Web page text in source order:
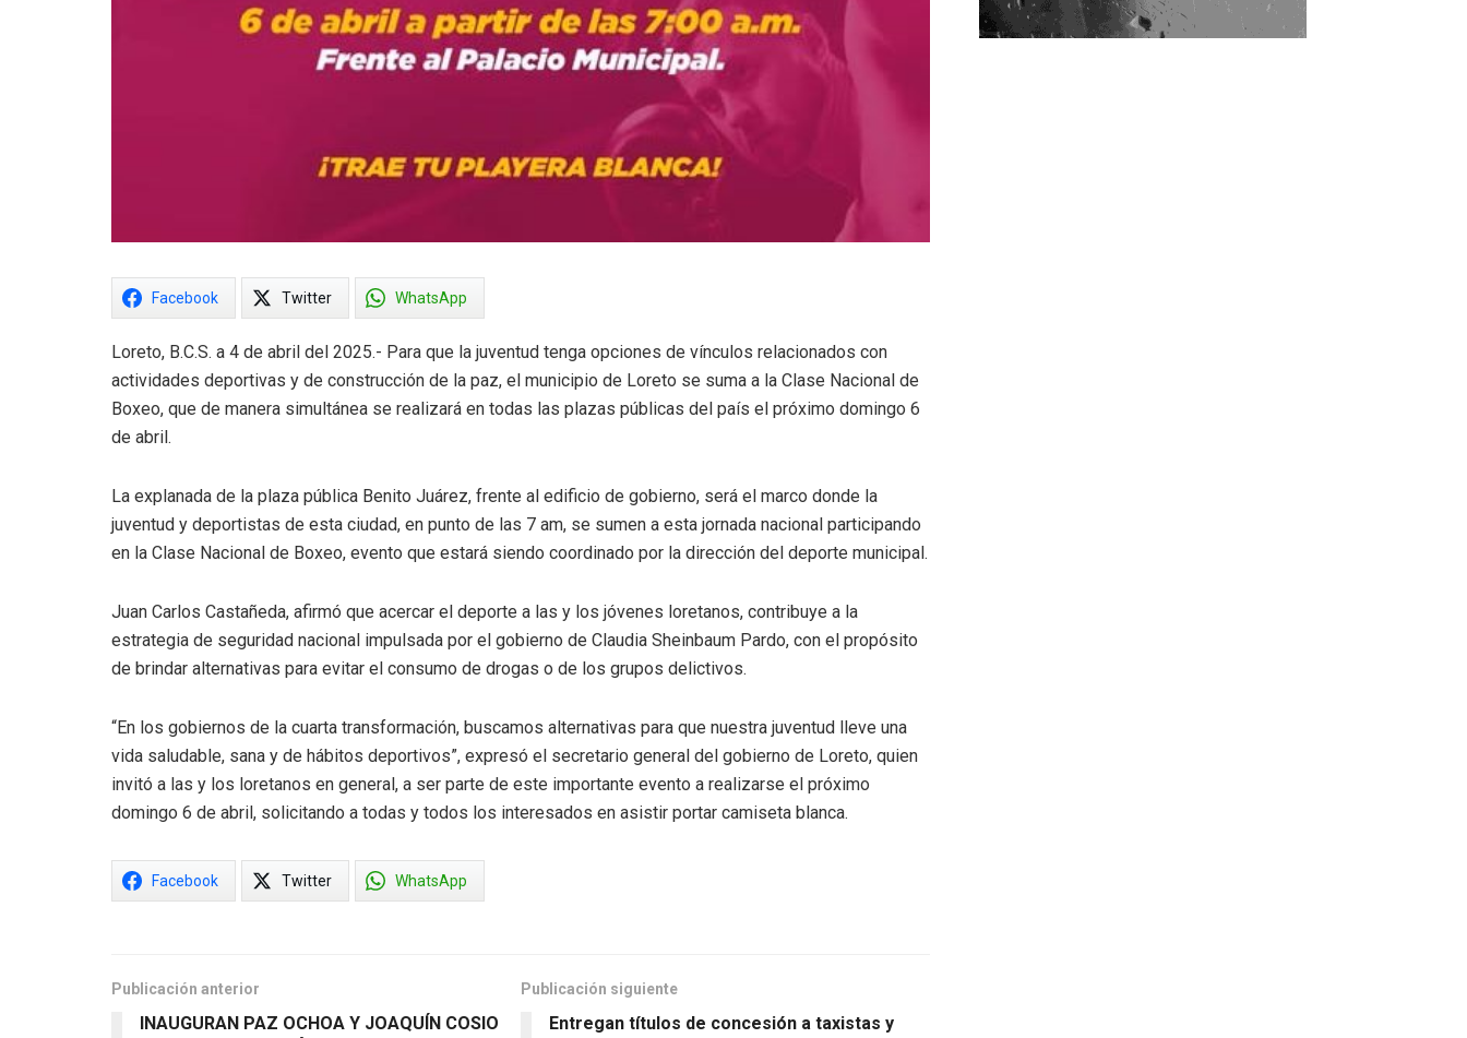
Facebook Twitter WhatsApp
Loreto, B.C.S. a 4 de abril del 2025.- Para que la juventud tenga opciones de vínculos relacionados con
actividades deportivas y de construcción de la paz, el municipio de Loreto se suma a la Clase Nacional de
Boxeo, que de manera simultánea se realizará en todas las plazas públicas del país el próximo domingo 6
de abril.
La explanada de la plaza pública Benito Juárez, frente al edificio de gobierno, será el marco donde la
juventud y deportistas de esta ciudad, en punto de las 7 am, se sumen a esta jornada nacional participando
en la Clase Nacional de Boxeo, evento que estará siendo coordinado por la dirección del deporte municipal.
Juan Carlos Castañeda, afirmó que acercar el deporte a las y los jóvenes loretanos, contribuye a la
estrategia de seguridad nacional impulsada por el gobierno de Claudia Sheinbaum Pardo, con el propósito
de brindar alternativas para evitar el consumo de drogas o de los grupos delictivos.
“En los gobiernos de la cuarta transformación, buscamos alternativas para que nuestra juventud lleve una
vida saludable, sana y de hábitos deportivos”, expresó el secretario general del gobierno de Loreto, quien
invitó a las y los loretanos en general, a ser parte de este importante evento a realizarse el próximo
domingo 6 de abril, solicitando a todas y todos los interesados en asistir portar camiseta blanca.
Facebook Twitter WhatsApp
Publicación anterior
INAUGURAN PAZ OCHOA Y JOAQUÍN COSIO
Publicación siguiente
Entregan títulos de concesión a taxistas y